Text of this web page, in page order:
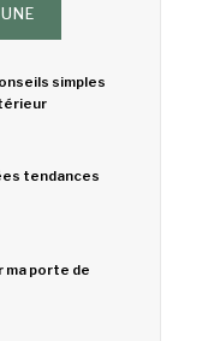
simples
tendances
ma porte de